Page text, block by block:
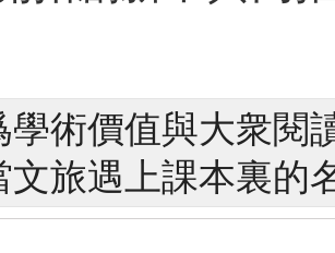
學術價值與大衆閱
文旅遇上課本裏的